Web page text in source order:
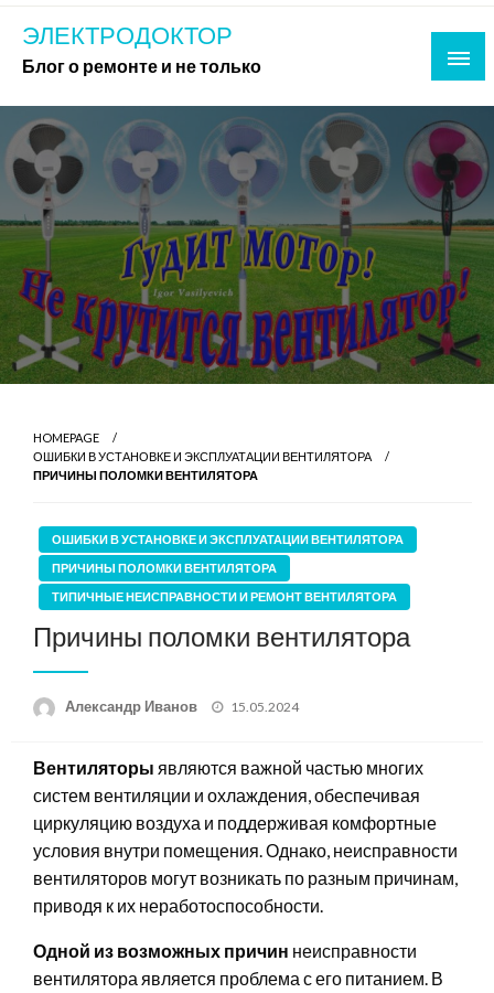
Skip
content
ЭЛЕКТРОДОКТОР
Блог о ремонте и не только
HOMEPAGE
ОШИБКИ В УСТАНОВКЕ И ЭКСПЛУАТАЦИИ ВЕНТИЛЯТОРА
ПРИЧИНЫ ПОЛОМКИ ВЕНТИЛЯТОРА
ОШИБКИ В УСТАНОВКЕ И ЭКСПЛУАТАЦИИ ВЕНТИЛЯТОРА
ПРИЧИНЫ ПОЛОМКИ ВЕНТИЛЯТОРА
ТИПИЧНЫЕ НЕИСПРАВНОСТИ И РЕМОНТ ВЕНТИЛЯТОРА
Причины поломки вентилятора
Александр Иванов
Posted
15.05.2024
Вентиляторы являются важной частью многих
систем вентиляции и охлаждения, обеспечивая
циркуляцию воздуха и поддерживая комфортные
условия внутри помещения. Однако, неисправности
вентиляторов могут возникать по разным причинам,
приводя к их неработоспособности.
Одной из возможных причин неисправности
вентилятора является проблема с его питанием. В